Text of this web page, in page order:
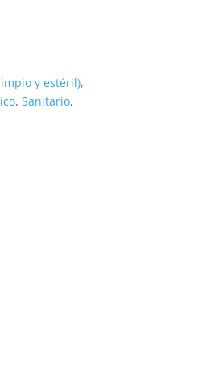
y estéril),
, Sanitario,